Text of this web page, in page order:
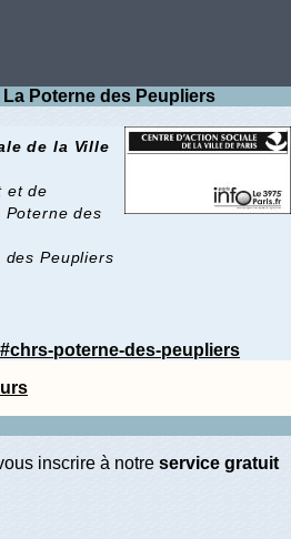
La Poterne des Peupliers
de la Ville
et de
Poterne des
Peupliers
poterne-des-peupliers
inscrire à notre service gratuit